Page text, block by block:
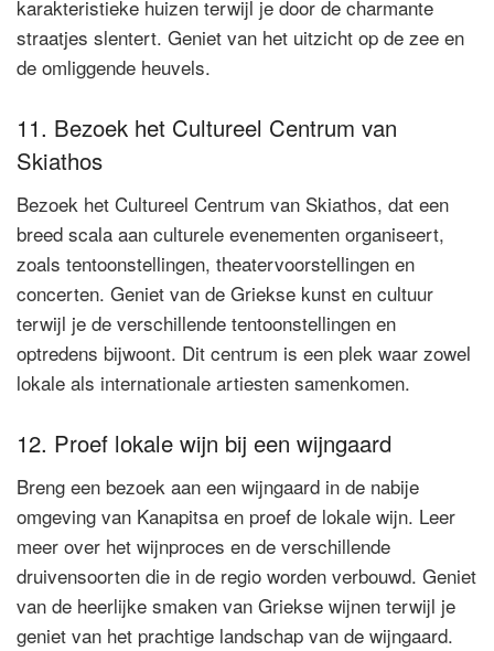
karakteristieke huizen terwijl je door de charmante
straatjes slentert. Geniet van het uitzicht op de zee en
de omliggende heuvels.
11. Bezoek het Cultureel Centrum van
Skiathos
Bezoek het Cultureel Centrum van Skiathos, dat een
breed scala aan culturele evenementen organiseert,
zoals tentoonstellingen, theatervoorstellingen en
concerten. Geniet van de Griekse kunst en cultuur
terwijl je de verschillende tentoonstellingen en
optredens bijwoont. Dit centrum is een plek waar zowel
lokale als internationale artiesten samenkomen.
12. Proef lokale wijn bij een wijngaard
Breng een bezoek aan een wijngaard in de nabije
omgeving van Kanapitsa en proef de lokale wijn. Leer
meer over het wijnproces en de verschillende
druivensoorten die in de regio worden verbouwd. Geniet
van de heerlijke smaken van Griekse wijnen terwijl je
geniet van het prachtige landschap van de wijngaard.